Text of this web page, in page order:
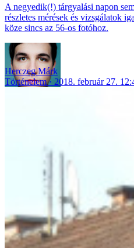
A negyedik(!) tárgyalási napon
részletes mérések és vizsgálatok
köze sincs az 56-os fotóhoz.
Herczeg Márk
Történelem
2018. február 27.